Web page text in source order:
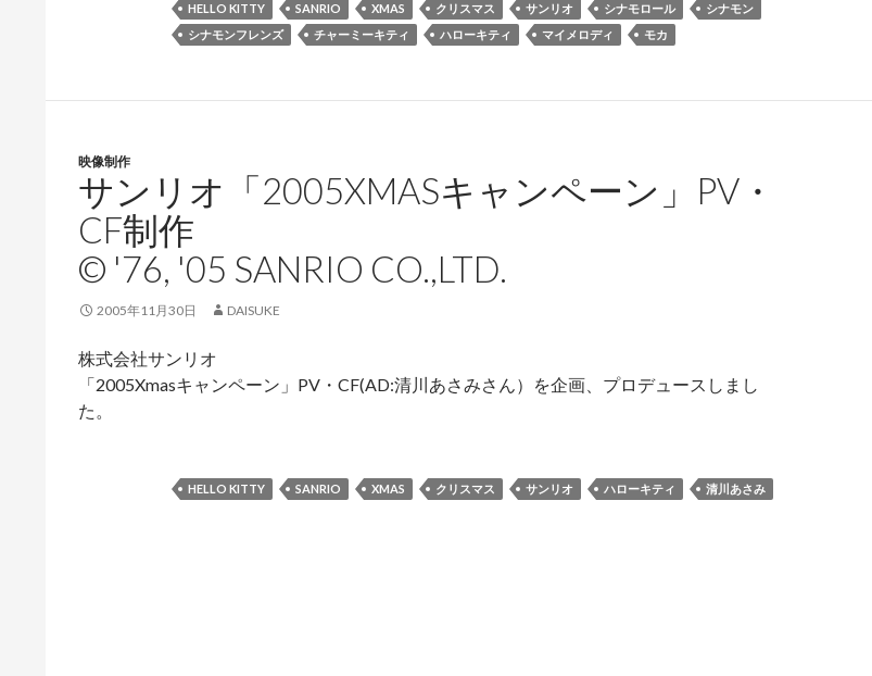
HELLO KITTY SANRIO XMAS クリスマス サンリオ シナモロール
シナモン
シナモンフレンズ
チャーミーキティ ハローキティ マイメロディ モカ
映像制作
サンリオ「2005XMASキャンペーン」PV・
CF制作
© '76, '05 SANRIO CO.,LTD.
2005年11月30日 DAISUKE
株式会社サンリオ
「2005Xmasキャンペーン」PV・CF(AD:清川あさみさん）を企画、プロデュースしまし
た。
HELLO KITTY SANRIO XMAS クリスマス サンリオ ハローキティ 清川あさみ